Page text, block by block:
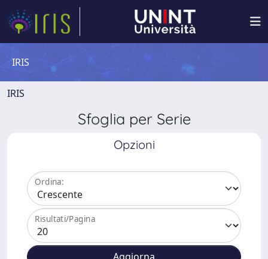
IRIS
IRIS
Sfoglia per Serie
Opzioni
Ordina:
Risultati/Pagina